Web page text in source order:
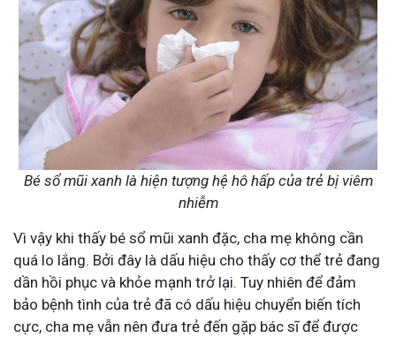
Bé sổ mũi xanh là hiện tượng hệ hô hấp của trẻ bị viêm
nhiễm
Vì vậy khi thấy bé sổ mũi xanh đặc, cha mẹ không cần
quá lo lắng. Bởi đây là dấu hiệu cho thấy cơ thể trẻ đang
dần hồi phục và khỏe mạnh trở lại. Tuy nhiên để đảm
bảo bệnh tình của trẻ đã có dấu hiệu chuyển biến tích
cực, cha mẹ vẫn nên đưa trẻ đến gặp bác sĩ để được